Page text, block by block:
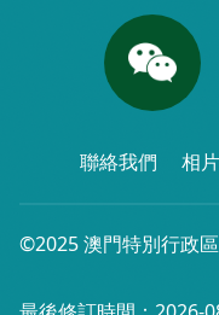
聯絡我們 相
©2025 澳門特別行政